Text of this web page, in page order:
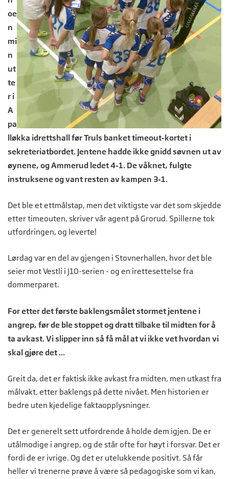
oe
n
mi
n
ut
te
r i
A
pa
lløkka idrettshall før Truls banket timeout-kortet i
sekreteriatbordet. Jentene hadde ikke gnidd søvnen ut av
øynene, og Ammerud ledet 4-1. De våknet, fulgte
instruksene og vant resten av kampen 3-1.
Det ble et ettmålstap, men det viktigste var det som skjedde
etter timeouten, skriver vår agent på Grorud. Spillerne tok
utfordringen, og leverte!
Lørdag var en del av gjengen i Stovnerhallen, hvor det ble
seier mot Vestli i J10-serien - og en irettesettelse fra
dommerparet.
For etter det første baklengsmålet stormet jentene i
angrep, før de ble stoppet og dratt tilbake til midten for å
ta avkast. Vi slipper inn så få mål at vi ikke vet hvordan vi
skal gjøre det ...
Greit da, det er faktisk ikke avkast fra midten, men utkast fra
målvakt, etter baklengs på dette nivået. Men historien er
bedre uten kjedelige faktaopplysninger.
Det er generelt sett utfordrende å holde dem igjen. De er
utålmodige i angrep, og de står ofte for høyt i forsvar. Det er
fordi de er ivrige. Og det er utelukkende positivt. Så får
heller vi trenerne prøve å være så pedagogiske som vi kan,